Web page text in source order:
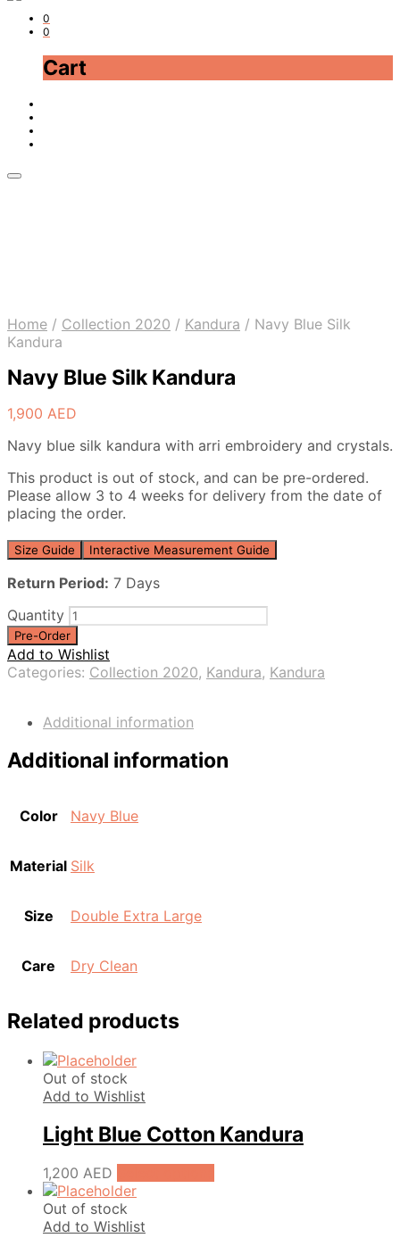
0
0
Cart
Home / Collection 2020 / Kandura / Navy Blue Silk
Kandura
Navy Blue Silk Kandura
1,900 AED
Navy blue silk kandura with arri embroidery and crystals.
This product is out of stock, and can be pre-ordered.
Please allow 3 to 4 weeks for delivery from the date of
placing the order.
Size Guide Interactive Measurement Guide
Return Period: 7 Days
Quantity
Pre-Order
Add to Wishlist
Categories: Collection 2020, Kandura, Kandura
Additional information
Additional information
Color Navy Blue
Material Silk
Size Double Extra Large
Care Dry Clean
Related products
Out of stock
Add to Wishlist
Light Blue Cotton Kandura
1,200 AED
Out of stock
Add to Wishlist